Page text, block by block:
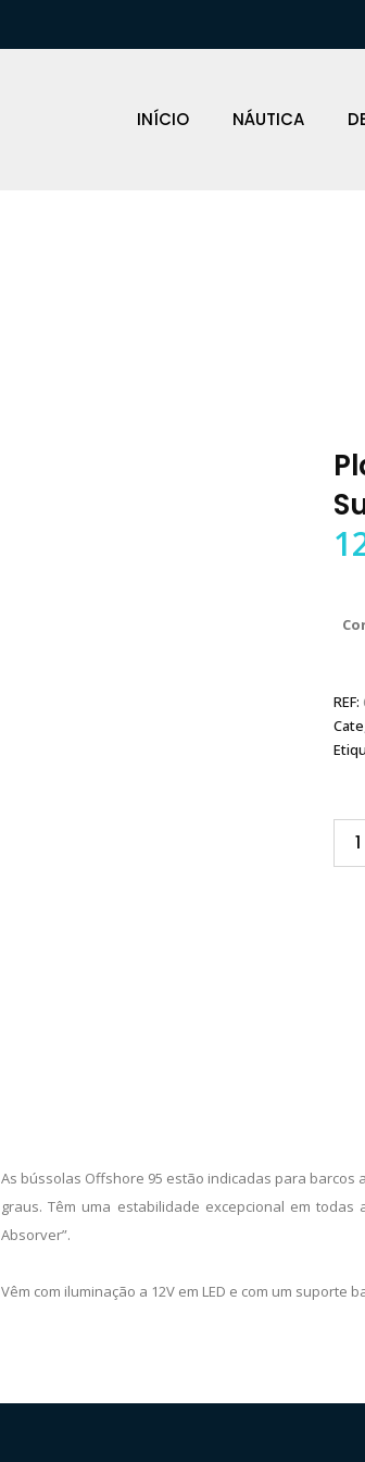
INÍCIO NÁUTICA
REF:
As bússolas Offshore 95 estão indicadas para barcos
graus. Têm uma estabilidade excepcional em
Absorver”.
Vêm com iluminação a 12V em LED e com um